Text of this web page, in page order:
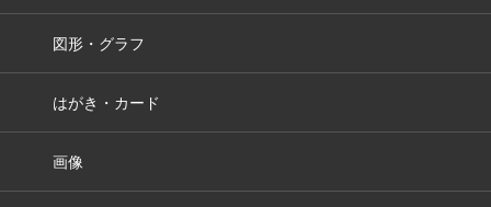
図形・グラフ
はがき・カード
画像